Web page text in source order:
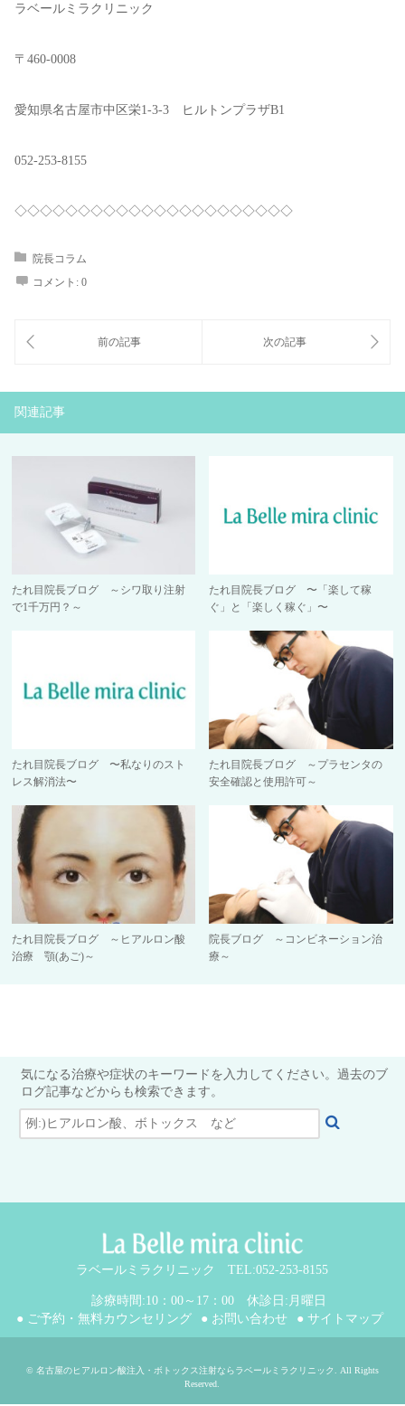
ラベールミラクリニック
〒460-0008
愛知県名古屋市中区栄1-3-3 ヒルトンプラザB1
052-253-8155
◇◇◇◇◇◇◇◇◇◇◇◇◇◇◇◇◇◇◇◇◇◇
院長コラム
コメント: 0
関連記事
たれ目院長ブログ ～シワ取り注射
で1千万円？～
たれ目院長ブログ 〜「楽して稼
ぐ」と「楽しく稼ぐ」〜
たれ目院長ブログ 〜私なりのスト
レス解消法〜
たれ目院長ブログ ～プラセンタの
安全確認と使用許可～
たれ目院長ブログ ～ヒアルロン酸
治療 顎(あご)～
院長ブログ ～コンビネーション治
療～
気になる治療や症状のキーワードを入力してください。過去のブ
ログ記事などからも検索できます。
ラベールミラクリニック TEL:052-253-8155
診療時間:10：00～17：00 休診日:月曜日
● ご予約・無料カウンセリング
● お問い合わせ ● サイトマップ
© 名古屋のヒアルロン酸注入・ボトックス注射ならラベールミラクリニック
. All Rights
Reserved.